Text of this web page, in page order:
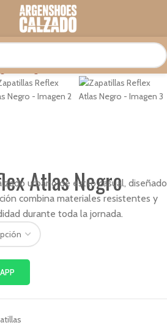
Atlas Negro
urbano de estilo casual, diseñado
combina materiales resistentes y
durante toda la jornada.